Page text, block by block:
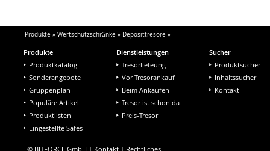
Produkte » Wertschutzschränke » Deposittresore »
Produkte
Produktkatalog
Sonderangebote
Gruppenplan
Populäre Artikel
Produktlisten
Eingestellte Safes
Dienstleistungen
Tresorliefeung
Vor Tresorankauf
Beim Ankaufen
Tresor ist schon da
Preis-Tresor
Sucher
Produktsucher
Inhaltssucher
Kontakt
© BITFORCE GmbH | Kontakt | Rechtliches